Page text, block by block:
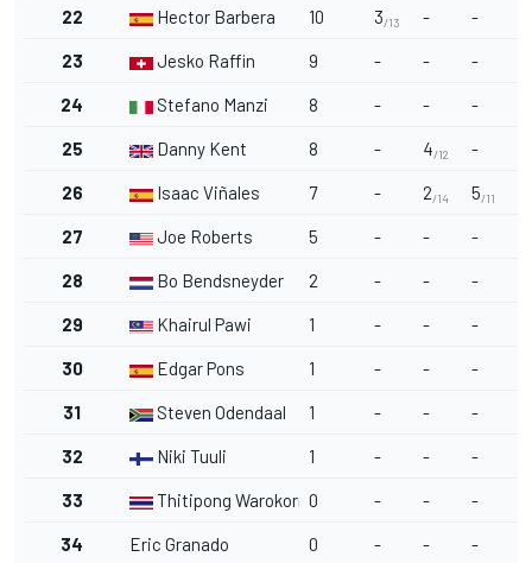
22 Hector Barbera 10 3/13 - -
23 Jesko Raffin 9 - - -
24 Stefano Manzi 8 - - -
25 Danny Kent 8 - 4/12 -
26 Isaac Viñales 7 - 2/14 5/11
27 Joe Roberts 5 - - -
28 Bo Bendsneyder 2 - - -
29 Khairul Pawi 1 - - -
30 Edgar Pons 1 - - -
31 Steven Odendaal 1 - - -
32 Niki Tuuli 1 - - -
33 Thitipong Warokorn 0 - - -
34 Eric Granado 0 - - -